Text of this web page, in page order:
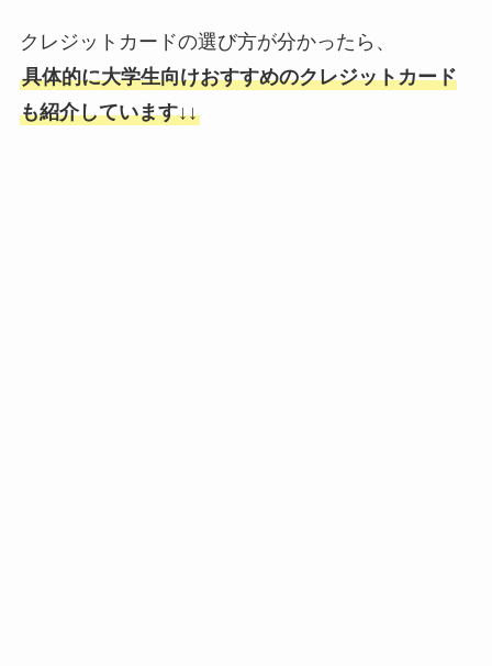
クレジットカードの選び方が分かったら、
具体的に大学生向けおすすめのクレジットカード
も紹介しています↓↓